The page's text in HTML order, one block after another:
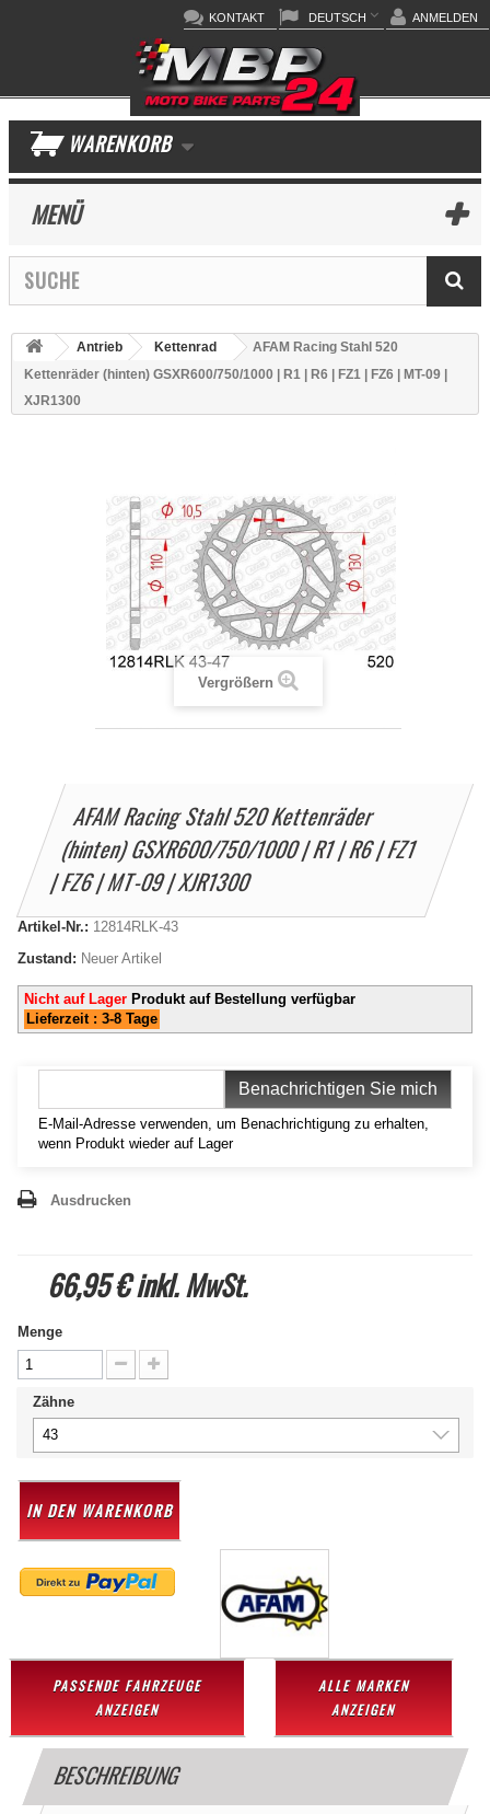
ANMELDEN
DEUTSCH
KONTAKT
WARENKORB
MENÜ
Antrieb Kettenrad
AFAM Racing Stahl 520
Kettenräder (hinten) GSXR600/750/1000 | R1 | R6 | FZ1 | FZ6 | MT-09 |
XJR1300
Vergrößern
AFAM Racing Stahl 520 Kettenräder
(hinten) GSXR600/750/1000 | R1 | R6 | FZ1
| FZ6 | MT-09 | XJR1300
Artikel-Nr.: 12814RLK-43
Zustand: Neuer Artikel
Nicht auf Lager Produkt auf Bestellung verfügbar
Lieferzeit : 3-8 Tage
Benachrichtigen Sie mich
E-Mail-Adresse verwenden, um Benachrichtigung zu erhalten,
wenn Produkt wieder auf Lager
Ausdrucken
66,95 €inkl. MwSt.
Menge
43
43
IN DEN WARENKORB
PASSENDE FAHRZEUGE
ANZEIGEN
ALLE MARKEN
ANZEIGEN
BESCHREIBUNG